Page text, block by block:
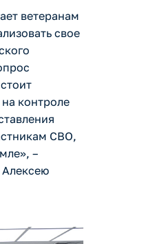
ветеранам
свое
контроле
СВО,
–